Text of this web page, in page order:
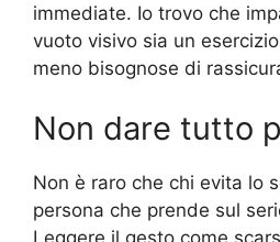
immediate. Io trovo che
vuoto visivo sia un
meno bisognose di
Non dare tutto
Non è raro che chi evita lo
persona che prende sul